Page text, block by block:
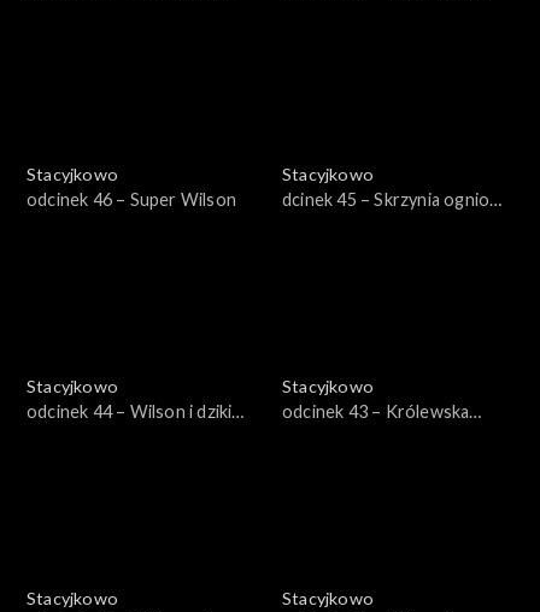
Stacyjkowo
odcinek 46 – Super Wilson
Stacyjkowo
dcinek 45 – Skrzynia ogniowa
Stacyjkowo
odcinek 44 – Wilson i dziki
Stacyjkowo
odcinek 43 – Królewska
Stacyjkowo
Stacyjkowo